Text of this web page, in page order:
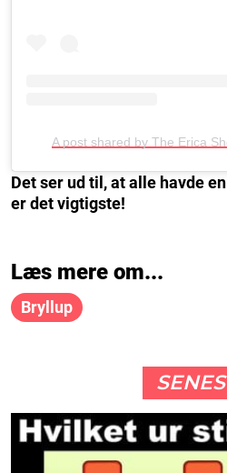
A post shared by The Erica
Det ser ud til, at alle havde
er det vigtigste!
Læs mere om...
Bryllup